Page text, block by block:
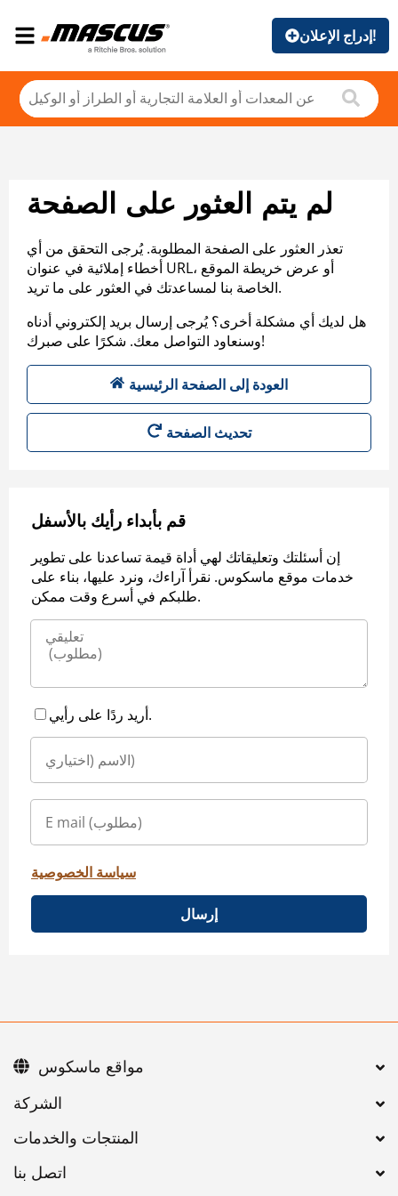
إدراج الإعلان!
لم يتم العثور على الصفحة
تعذر العثور على الصفحة المطلوبة. يُرجى التحقق من أي
أخطاء إملائية في عنوان URL، أو عرض خريطة الموقع
الخاصة بنا لمساعدتك في العثور على ما تريد.
هل لديك أي مشكلة أخرى؟ يُرجى إرسال بريد إلكتروني أدناه
وسنعاود التواصل معك. شكرًا على صبرك!
العودة إلى الصفحة الرئيسية
تحديث الصفحة
قم بأبداء رأيك بالأسفل
إن أسئلتك وتعليقاتك لهي أداة قيمة تساعدنا على تطوير
خدمات موقع ماسكوس. نقرأ آراءك، ونرد عليها، بناء على
طلبكم في أسرع وقت ممكن.
أريد ردًا على رأيي.
سياسة الخصوصية
إرسال
اتصل بنا
مواقع ماسكوس